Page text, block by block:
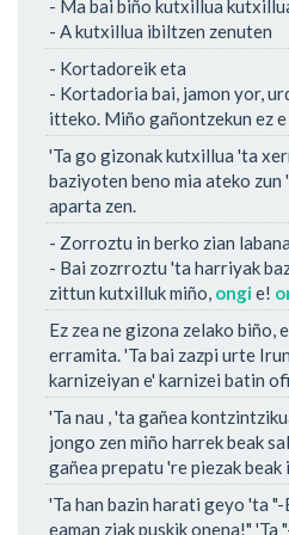
- Ma bai biño kutxillua
- A kutxillua ibiltzen zenuten
- Kortadoreik eta
- Kortadoria bai, jamon yor,
itteko. Miño gañontzekun ez e
'Ta go gizonak kutxillua 'ta
baziyoten beno mia ateko
aparta zen.
- Zorroztu in berko zian labana
- Bai zozrroztu 'ta harriyak
zittun kutxilluk miño, ongie!
Ez zea ne gizona zelako biño,
erramita. 'Ta bai zazpi urte
karnizeiyan e' karnizei batin
'Ta nau , 'ta gañea
jongo zen miño harrek beak
gañea prepatu 're piezak beak
'Ta han bazin harati geyo 'ta
eaman ziak puskik onena!" 'Ta